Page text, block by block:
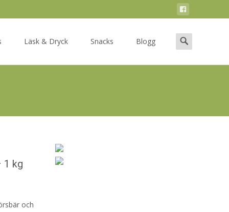
Läsk & Dryck Snacks Blogg
Search
for:
1 kg
och